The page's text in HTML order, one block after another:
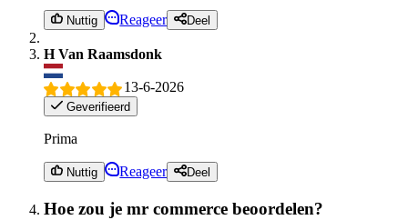
Nuttig Reageer Deel
H Van Raamsdonk
13-6-2026
Geverifieerd
Prima
Nuttig Reageer Deel
Hoe zou je mr commerce beoordelen?